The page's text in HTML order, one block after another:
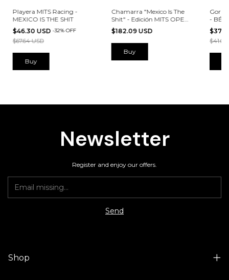
Playera MITS Racing -
MEXICO IS THE SHIT
$46.30 USD -32%OFF
$67.64 USD
Buy
Chamarra "Mexico Is The
Shit" - Edición MITS OPEN
Satin BEIGE
$182.09 USD
Buy
Gorra
-
$41.62
Newsletter
Register and enjoy our offers.
Shop